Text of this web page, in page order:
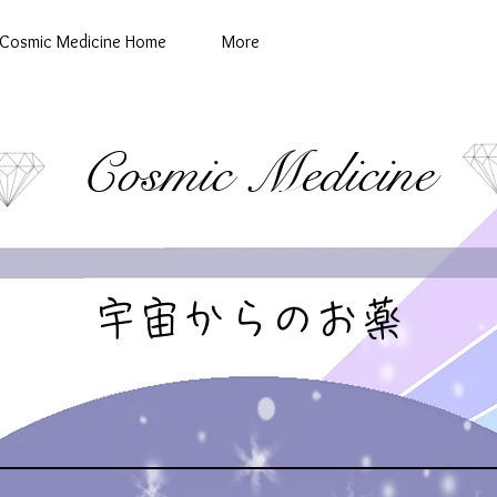
Cosmic Medicine Home More
Cosmic Medicine
宇宙からのお薬